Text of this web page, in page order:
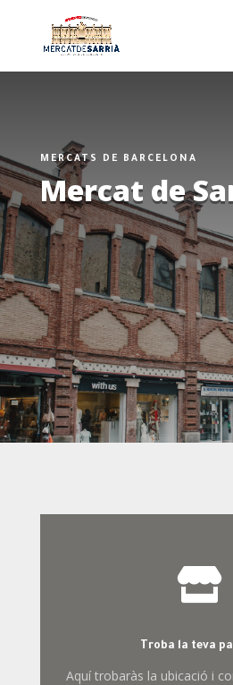
MERCATS DE BARCELONA
Mercat de

Troba la teva
Aquí trobaràs la ubicació i